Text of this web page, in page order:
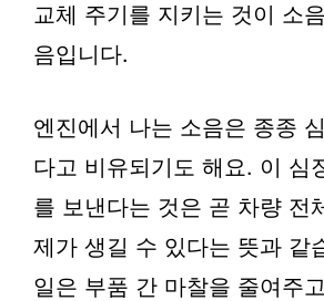
교체 주기를 지키는 것이 소
음입니다.
엔진에서 나는 소음은 종종
다고 비유되기도 해요. 이 심
를 보낸다는 것은 곧 차량 전
제가 생길 수 있다는 뜻과 같
일은 부품 간 마찰을 줄여주